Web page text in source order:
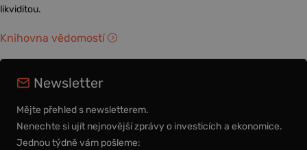
likviditou.
Knihovna vědomostí
Newsletter
Mějte přehled s newsletterem.
Nenechte si ujít nejnovější zprávy o investicích a ekonomice.
Jednou týdně vám pošleme: